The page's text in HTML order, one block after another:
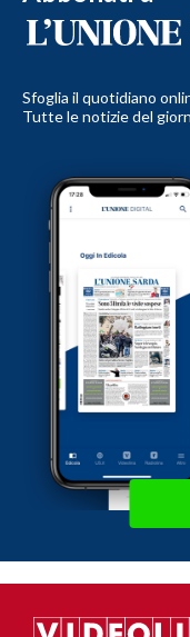
Sfoglia il quotidiano
Tutte le notizie del